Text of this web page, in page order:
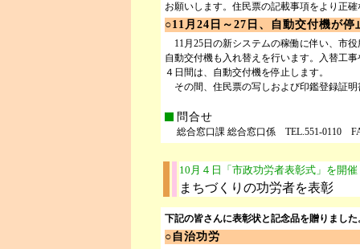
お願いします。住民票の記載事項をより正
○11月24日～27日、自動交付機が停
11月25日の新システムの稼働に伴い、市
自動交付機も入れ替えを行います。入替工
４日間は、自動交付機を停止します。
その間、住民票の写しおよび印鑑登録証
問合せ
総合窓口課 総合窓口係 TEL.551-0110
10月４日「市政功労者表彰式」を開催
まちづくりの功労者を表彰
下記の皆さんに表彰状と記念品を贈りました
○自治功労